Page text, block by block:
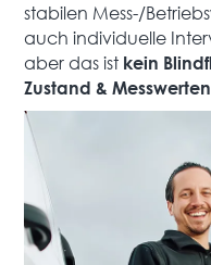
stabilen Mess-/
auch individuelle
aber das ist kein
Zustand & Messwerten